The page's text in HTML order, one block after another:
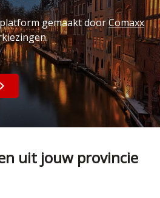
gemaakt doorComaxx
uit jouw provincie